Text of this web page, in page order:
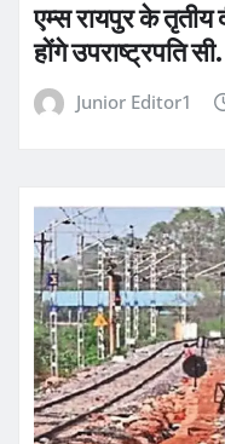
एम्स रायपुर के तृतीय
होंगे उपराष्ट्रपति
Junior Editor1